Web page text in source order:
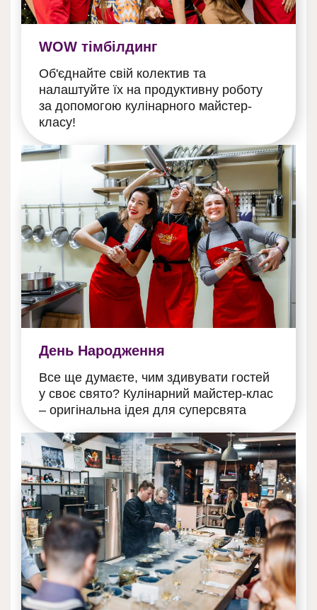
WOW тімбілдинг
Об'єднайте свій колектив та
налаштуйте їх на продуктивну роботу
за допомогою кулінарного майстер-
класу!
День Народження
Все ще думаєте, чим здивувати гостей
у своє свято? Кулінарний майстер-клас
– оригінальна ідея для суперсвята